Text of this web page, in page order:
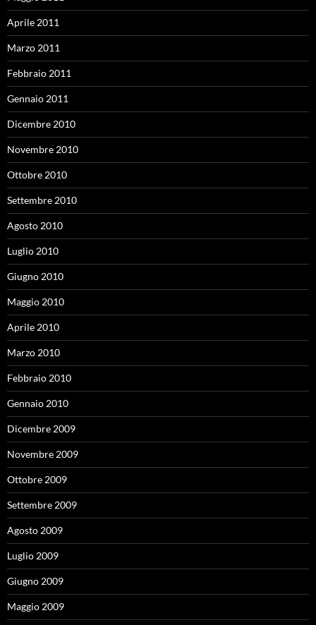
Aprile 2011
Marzo 2011
Febbraio 2011
Gennaio 2011
Dicembre 2010
Novembre 2010
Ottobre 2010
Settembre 2010
Agosto 2010
Luglio 2010
Giugno 2010
Maggio 2010
Aprile 2010
Marzo 2010
Febbraio 2010
Gennaio 2010
Dicembre 2009
Novembre 2009
Ottobre 2009
Settembre 2009
Agosto 2009
Luglio 2009
Giugno 2009
Maggio 2009